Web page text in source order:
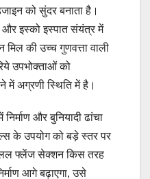
को सुंदर बनाता है।
और इस्को इस्पात संयंत्र में
की उच्च गुणवत्ता वाली
उपभोक्ताओं को
अग्रणी स्थिति में है।
और बुनियादी ढांचा
के उपयोग को बड़े स्तर पर
फ्लेंज सेक्शन किस तरह
आगे बढ़ाएगा, उसे